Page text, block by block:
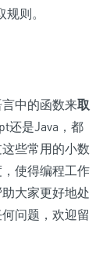
则。
中的函数来取
还是Java，都
些常用的小数
使得编程工作
大家更好地处
问题，欢迎留